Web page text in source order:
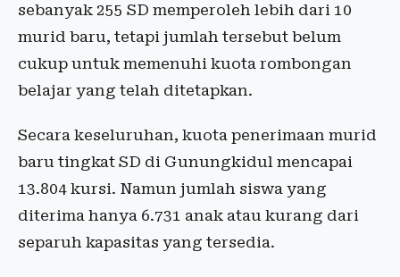
sebanyak 255 SD memperoleh lebih dari 10
murid baru, tetapi jumlah tersebut belum
cukup untuk memenuhi kuota rombongan
belajar yang telah ditetapkan.
Secara keseluruhan, kuota penerimaan murid
baru tingkat SD di Gunungkidul mencapai
13.804 kursi. Namun jumlah siswa yang
diterima hanya 6.731 anak atau kurang dari
separuh kapasitas yang tersedia.